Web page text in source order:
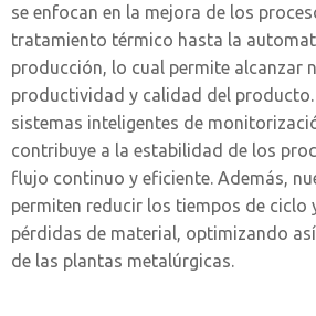
se enfocan en la mejora de los
tratamiento térmico hasta la
producción, lo cual permite alcanzar
productividad y calidad del
sistemas inteligentes de
contribuye a la estabilidad de los
flujo continuo y eficiente. Además,
permiten reducir los tiempos de ciclo
pérdidas de material, optimizando
de las plantas metalúrgicas.